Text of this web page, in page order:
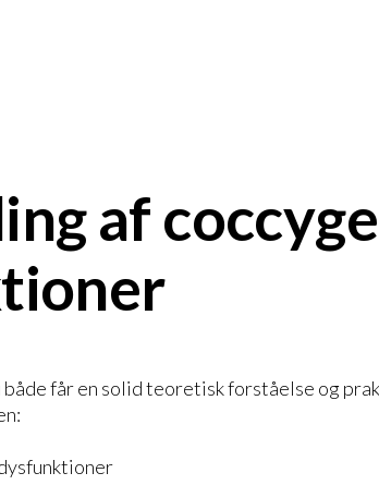
af
både får en solid teoretisk forståelse og